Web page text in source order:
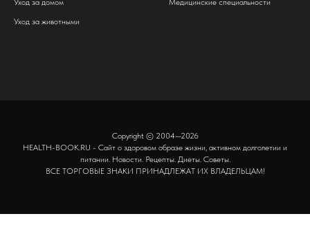
Уход за домом
Уход за животными
Медицинские специальности
Copyright © 2004—2026
HEALTH-BOOK.RU - Сайт о здоровом образе жизни, активном долголетии и
питании. Новости. Рецепты. Диеты. Советы.
ВСЕ ТОРГОВЫЕ ЗНАКИ ПРИНАДЛЕЖАТ ИХ ВЛАДЕЛЬЦАМ!